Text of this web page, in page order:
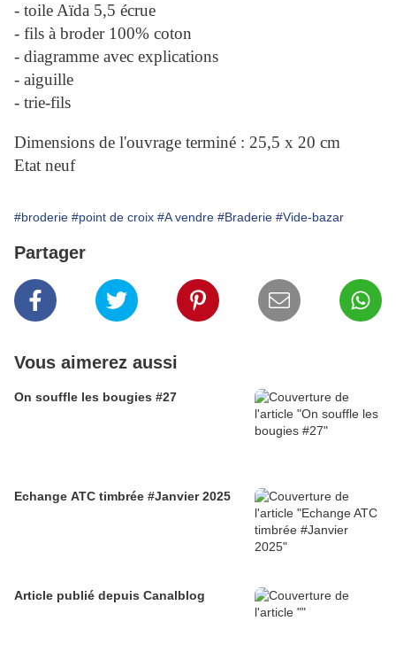
- toile Aïda 5,5 écrue
- fils à broder 100% coton
- diagramme avec explications
- aiguille
- trie-fils
Dimensions de l'ouvrage terminé : 25,5 x 20 cm
Etat neuf
#broderie #point de croix #A vendre #Braderie #Vide-bazar
Partager
Vous aimerez aussi
On souffle les bougies #27
Echange ATC timbrée #Janvier 2025
Article publié depuis Canalblog